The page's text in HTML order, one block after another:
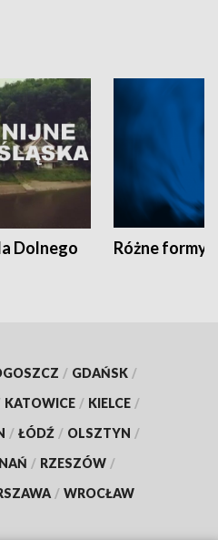
Dolnego
Różne formy
/ GDAŃSK /
KATOWICE / KIELCE /
/ ŁÓDŹ / OLSZTYN /
/ RZESZÓW /
/ WROCŁAW